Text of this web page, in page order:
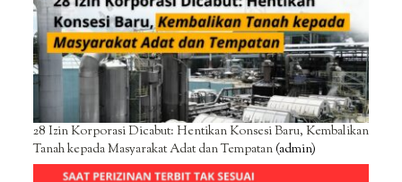
28 Izin Korporasi Dicabut: Hentikan Konsesi Baru, Kembalikan
Tanah kepada Masyarakat Adat dan Tempatan(admin)